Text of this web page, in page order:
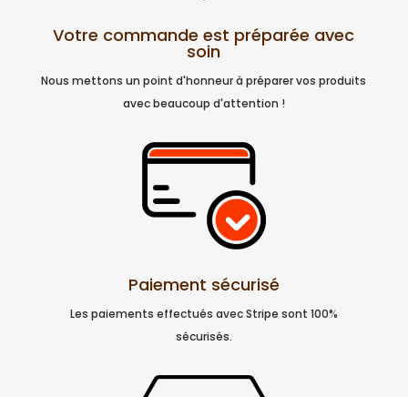
Votre commande est préparée avec
soin
Nous mettons un point d'honneur à préparer vos produits
avec beaucoup d'attention !
Paiement sécurisé
Les paiements effectués avec Stripe sont 100%
sécurisés.